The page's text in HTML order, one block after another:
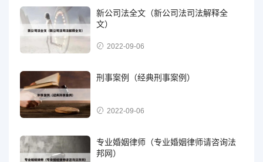
新公司法全文（新公司法司法解释全
文）
2022-09-06
刑事案例（经典刑事案例）
2022-09-06
专业婚姻律师（专业婚姻律师请咨询法
邦网）